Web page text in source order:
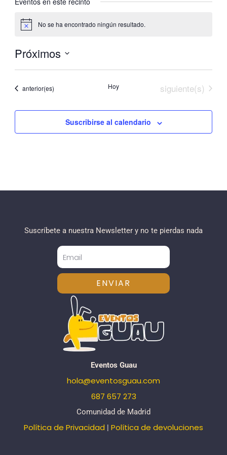
Aviso No se ha encontrado ningún resultado.
Próximos
Selecciona
la Eventos
anterior(es) Hoy Eventos
siguiente(s)
Suscribirse al calendario
Suscríbete a nuestra Newsletter y no te pierdas nada
ENVIAR
Eventos Guau
hola@eventosguau.com
687 657 273
Comunidad de Madrid
Política de Privacidad | Política de devoluciones